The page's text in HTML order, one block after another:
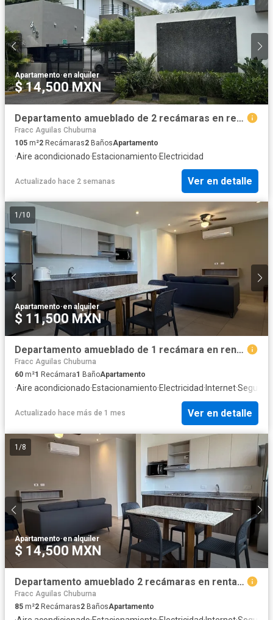
Apartamento·en alquiler
$ 14,500 MXN
Departamento amueblado de 2 recámaras en renta en Mérida
Fracc Aguilas Chuburna
105 m²2 Recámaras2 BañosApartamento
·Aire acondicionado·Estacionamiento·Electricidad
Actualizado hace 2 semanas Ver en detalle
1 /10
Apartamento·en alquiler
$ 11,500 MXN
Departamento amueblado de 1 recámara en renta en Mérida
Fracc Aguilas Chuburna
60 m²1 Recámara1 BañoApartamento
·Aire acondicionado·Estacionamiento·Electricidad· Internet·
Actualizado hace más de 1 mes Ver en detalle
1 /8
Apartamento·en alquiler
$ 14,500 MXN
Departamento amueblado 2 recámaras en renta en Mérida
Fracc Aguilas Chuburna
85 m²2 Recámaras2 BañosApartamento